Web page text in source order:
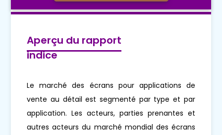
Aperçu du rapport
indice
Le marché des écrans pour applications de
vente au détail est segmenté par type et par
application. Les acteurs, parties prenantes et
autres acteurs du marché mondial des écrans